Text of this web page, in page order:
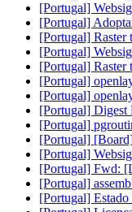
[Portugal]
[Portugal]
[Portugal] Raster
[Portugal]
[Portugal] Raster
[Portugal]
[Portugal]
[Portugal] Digest
[Portugal]
[Portugal]
[Portugal]
[Portugal] Fwd:
[Portugal]
[Portugal] Estado